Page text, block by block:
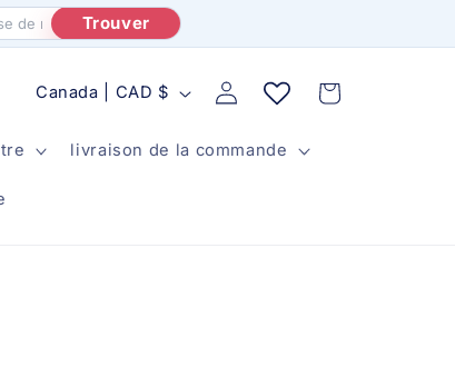
Trouver
livraison de la commande
P
y
Canada | CAD $ Rapport Panier